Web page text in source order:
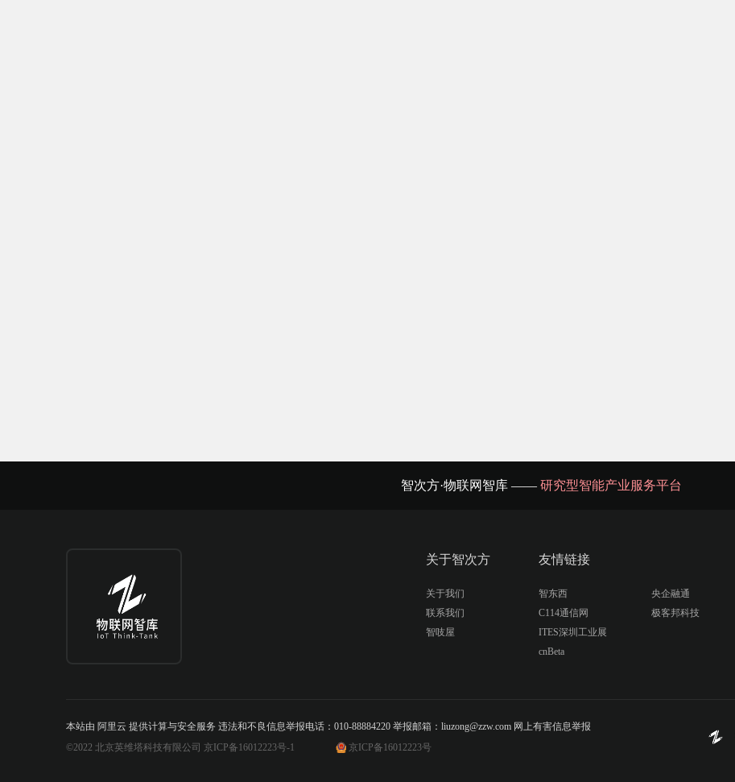
智次方·物联网智库 —— 研究型智能产业服务平台
关于智次方
关于我们
联系我们
智吱屋
友情链接
智东西
C114通信网
ITES深圳工业展
cnBeta
央企融通
极客邦科技
本站由 阿里云 提供计算与安全服务 违法和不良信息举报电话：010-88884220 举报邮箱：liuzong@zzw.com 网上有害信息举报
©2022 北京英维塔科技有限公司 京ICP备16012223号-1
京ICP备16012223号